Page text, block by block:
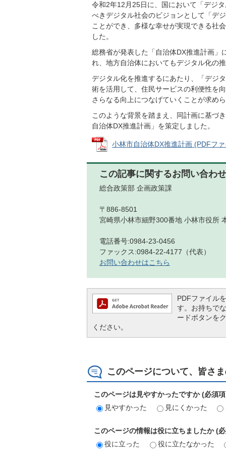
令和2年12月25日に、国において「デジ
べきデジタル社会のビジョンとして「デ
ことができ、多様な幸せが実現できる社
した。
総務省が発表した「自治体DX推進計画」
れ、地方自治体においてもデジタル化の
デジタル化を推進するにあたり、「デジ
術を活用して、住民サービスの利便性を
さらなる向上につなげていくことが求めら
このような背景を踏まえ、同計画に基づ
自治体DX推進計画」を策定しました。
小林市自治体DX推進計画 (PDFフ
この記事に関するお問い合わ
総合政策部 企画政策課
〒886-8501
宮崎県小林市細野300番地 小林市役所
電話番号:0984-23-0456
ファックス:0984-22-4177（代表）
お問い合わせはこちら
PDFファイル
す。お持ちで
ードボタンを
ください。
このページについて、皆さ
このページは見やすかったですか (必須
見やすかった
見にくかった
このページの情報は役に立ちましたか (
役に立った
役に立たなかった